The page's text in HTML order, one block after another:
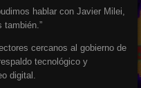
hablar con Javier Milei,
también.”
cercanos al gobierno de
tecnológico y
digital.